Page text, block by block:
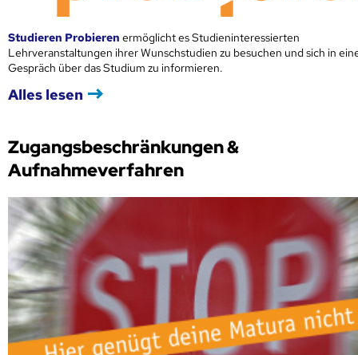
Studieren Probieren ermöglicht es Studieninteressierten
Lehrveranstaltungen ihrer Wunschstudien zu besuchen und sich in
Gespräch über das Studium zu informieren.
Alles lesen
Zugangsbeschränkungen &
Aufnahmeverfahren